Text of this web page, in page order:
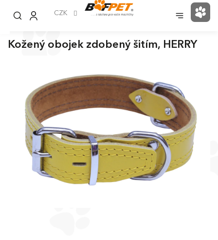
CZK
Kožený obojek zdobený šitím, HERRY